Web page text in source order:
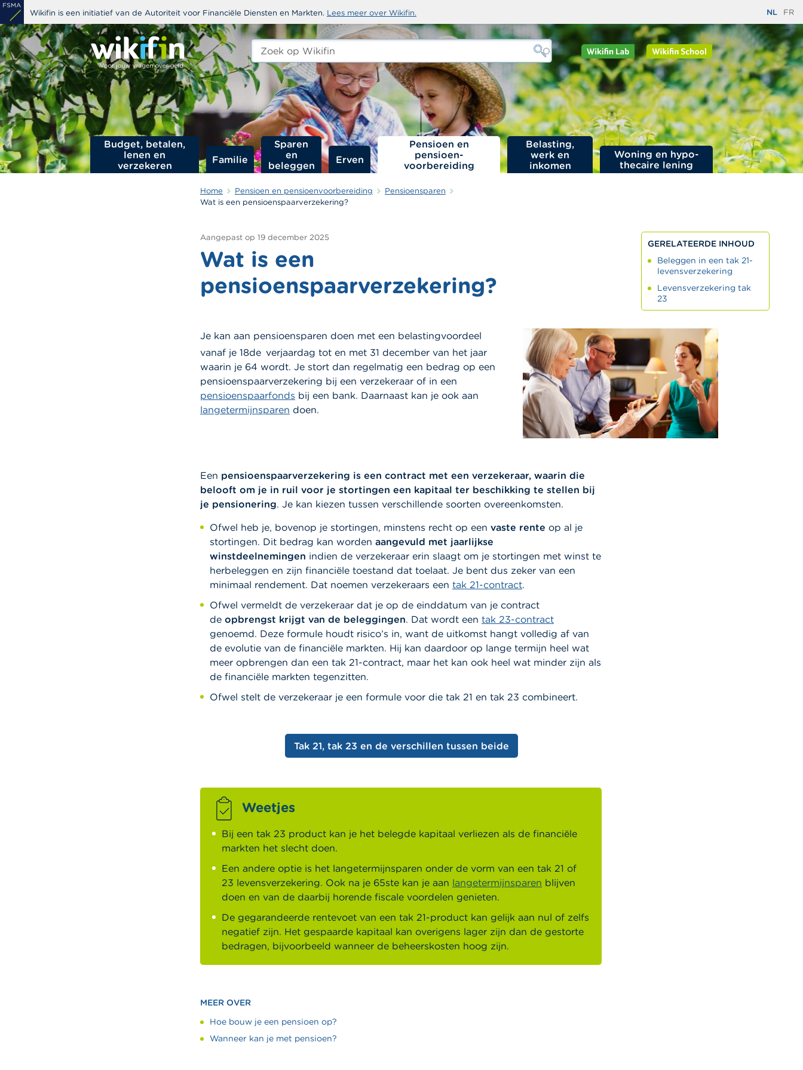
Overslaan
en
naar
de
inhoud
gaan
Wikifin is een initiatief van de Autoriteit voor Financiële Diensten en Markten. Lees meer over Wikifin. NL FR
Zoeken
edit-
Budget, betalen,
lenen en
verzekeren
Familie
Sparen
en
beleggen
Erven
Pensioen en
pensioen­
voorbereiding
Belasting,
werk en
inkomen
Woning en hypo­
thecaire lening
Home Pensioen en pensioenvoorbereiding
Pensioensparen
Wat is een pensioenspaarverzekering?
Aangepast op 19 december 2025
Wat is een
pensioenspaarverzekering?
Je kan aan pensioensparen doen met een belastingvoordeel
vanaf je 18de verjaardag tot en met 31 december van het jaar
waarin je 64 wordt. Je stort dan regelmatig een bedrag op een
pensioenspaarverzekering bij een verzekeraar of in een
pensioenspaarfonds bij een bank. Daarnaast kan je ook aan
langetermijnsparen doen.
Een pensioenspaarverzekering is een contract met een verzekeraar, waarin die
belooft om je in ruil voor je stortingen een kapitaal ter beschikking te stellen bij
je pensionering. Je kan kiezen tussen verschillende soorten overeenkomsten.
Ofwel heb je, bovenop je stortingen, minstens recht op een vaste rente op al je
stortingen. Dit bedrag kan worden aangevuld met jaarlijkse
winstdeelnemingen indien de verzekeraar erin slaagt om je stortingen met winst te
herbeleggen en zijn financiële toestand dat toelaat. Je bent dus zeker van een
minimaal rendement. Dat noemen verzekeraars een tak 21-contract.
Ofwel vermeldt de verzekeraar dat je op de einddatum van je contract
de opbrengst krijgt van de beleggingen. Dat wordt een tak 23-contract
genoemd. Deze formule houdt risico’s in, want de uitkomst hangt volledig af van
de evolutie van de financiële markten. Hij kan daardoor op lange termijn heel wat
meer opbrengen dan een tak 21-contract, maar het kan ook heel wat minder zijn als
de financiële markten tegenzitten.
Ofwel stelt de verzekeraar je een formule voor die tak 21 en tak 23 combineert.
Tak 21, tak 23 en de verschillen tussen beide
Weetjes
Bij een tak 23 product kan je het belegde kapitaal verliezen als de financiële
markten het slecht doen.
Een andere optie is het langetermijnsparen onder de vorm van een tak 21 of
23 levensverzekering. Ook na je 65ste kan je aan langetermijnsparen blijven
doen en van de daarbij horende fiscale voordelen genieten.
De gegarandeerde rentevoet van een tak 21-product kan gelijk aan nul of zelfs
negatief zijn. Het gespaarde kapitaal kan overigens lager zijn dan de gestorte
bedragen, bijvoorbeeld wanneer de beheerskosten hoog zijn.
GERELATEERDE INHOUD
Beleggen in een tak 21-
levensverzekering
Levensverzekering tak
23
MEER OVER
Hoe bouw je een pensioen op?
Wanneer kan je met pensioen?